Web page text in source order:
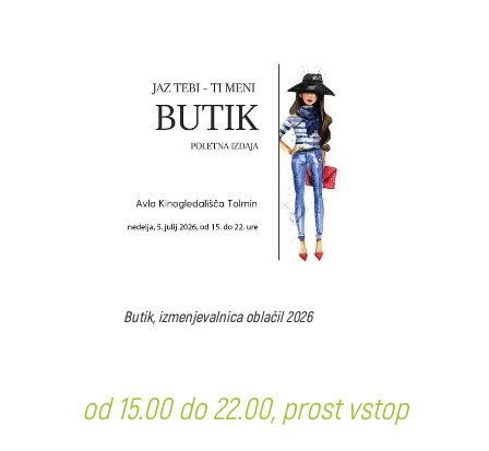
Butik, izmenjevalnica oblačil 2026
od 15.00 do 22.00, prost vstop